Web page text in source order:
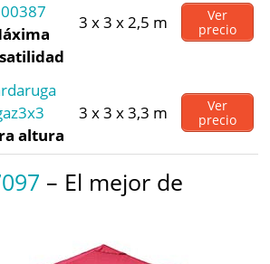
3 x 3 x 2,5 m
Ver
precio
altura
3 x 3 x 3,3 m
Ver
precio
– El mejor de